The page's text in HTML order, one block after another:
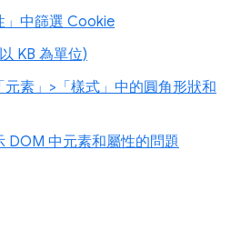
」中篩選 Cookie
KB 為單位)
素」>「樣式」中的圓角形狀和
DOM 中元素和屬性的問題